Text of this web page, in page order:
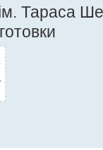
Тараса